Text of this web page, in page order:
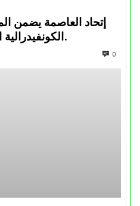
إتحاد العاصمة يضمن
الكونفيدرالية الإفريقية الموسم القادم.
0